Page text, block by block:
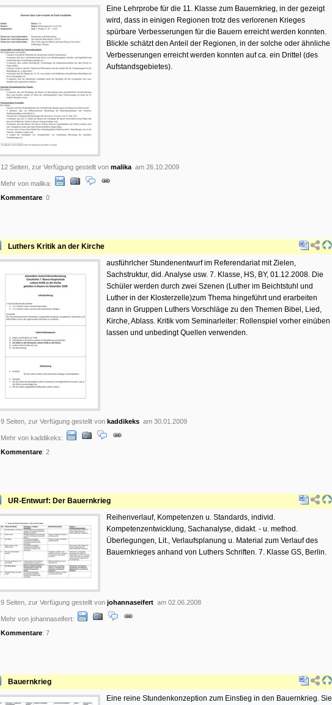
Eine Lehrprobe für die 11. Klasse zum Bauernkrieg, in der gezeigt
wird, dass in einigen Regionen trotz des verlorenen Krieges
spürbare Verbesserungen für die Bauern erreicht werden konnten.
Blickle schätzt den Anteil der Regionen, in der solche oder ähnliche
Verbesserungen erreicht werden konnten auf ca. ein Drittel (des
Aufstandsgebietes).
12 Seiten, zur Verfügung gestellt von malika am 26.10.2009
Mehr von malika:
Kommentare: 0
Luthers Kritik an der Kirche
ausführlcher Stundenentwurf im Referendariat mit Zielen,
Sachstruktur, did. Analyse usw. 7. Klasse, HS, BY, 01.12.2008. Die
Schüler werden durch zwei Szenen (Luther im Beichtstuhl und
Luther in der Klosterzelle)zum Thema hingeführt und erarbeiten
dann in Gruppen Luthers Vorschläge zu den Themen Bibel, Lied,
Kirche, Ablass. Kritik vom Seminarleiter: Rollenspiel vorher einüben
lassen und unbedingt Quellen verwenden.
9 Seiten, zur Verfügung gestellt von kaddikeks am 30.01.2009
Mehr von kaddikeks:
Kommentare: 2
UR-Entwurf: Der Bauernkrieg
Reihenverlauf, Kompetenzen u. Standards, individ.
Kompetenzentwicklung, Sachanalyse, didakt. - u. method.
Überlegungen, Lit., Verlaufsplanung u. Material zum Verlauf des
Bauernkrieges anhand von Luthers Schriften. 7. Klasse GS, Berlin.
9 Seiten, zur Verfügung gestellt von johannaseifert am 02.06.2008
Mehr von johannaseifert:
Kommentare: 7
Bauernkrieg
Eine reine Stundenkonzeption zum Einstieg in den Bauernkrieg. Sie